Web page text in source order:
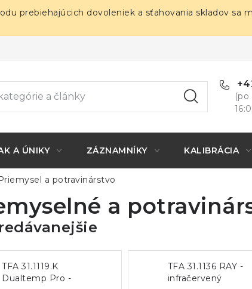
prebiehajúcich dovoleniek a sťahovania skladov sa
(po
A ÚNIKY ZÁZNAMNÍKY KALIBRÁCIA
a potravinárstvo
a
TFA 31.1119.K
Dualtemp Pro -
TFA 31.1136 RAY -
infračervený